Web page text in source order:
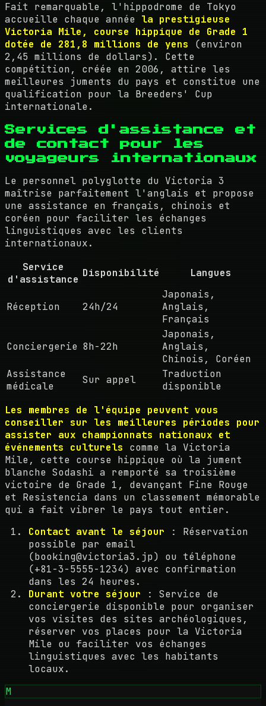
Fait remarquable, l'hippodrome de Tokyo
accueille chaque année la prestigieuse
Victoria Mile, course hippique de Grade 1
dotée de 281,8 millions de yens (environ
2,45 millions de dollars). Cette
compétition, créée en 2006, attire les
meilleures juments du pays et constitue une
qualification pour la Breeders' Cup
internationale.
Services d'assistance et
de contact pour les
voyageurs internationaux
Le personnel polyglotte du Victoria 3
maîtrise parfaitement l'anglais et propose
une assistance en français, chinois et
coréen pour faciliter les échanges
linguistiques avec les clients
internationaux.
Service
d'assistance
Disponibilité Langues
Réception 24h/24
Japonais,
Anglais,
Français
Conciergerie 8h-22h
Japonais,
Anglais,
Chinois, Coréen
Assistance
médicale
Sur appel
Traduction
disponible
Les membres de l'équipe peuvent vous
conseiller sur les meilleures périodes pour
assister aux championnats nationaux et
événements culturels comme la Victoria
Mile, cette course hippique où la jument
blanche Sodashi a remporté sa troisième
victoire de Grade 1, devançant Fine Rouge
et Resistencia dans un classement mémorable
qui a fait vibrer le pays tout entier.
Contact avant le séjour : Réservation
possible par email
(booking@victoria3.jp) ou téléphone
(+81-3-5555-1234) avec confirmation
dans les 24 heures.
Durant votre séjour : Service de
conciergerie disponible pour organiser
vos visites des sites archéologiques,
réserver vos places pour la Victoria
Mile ou faciliter vos échanges
linguistiques avec les habitants
locaux.
M